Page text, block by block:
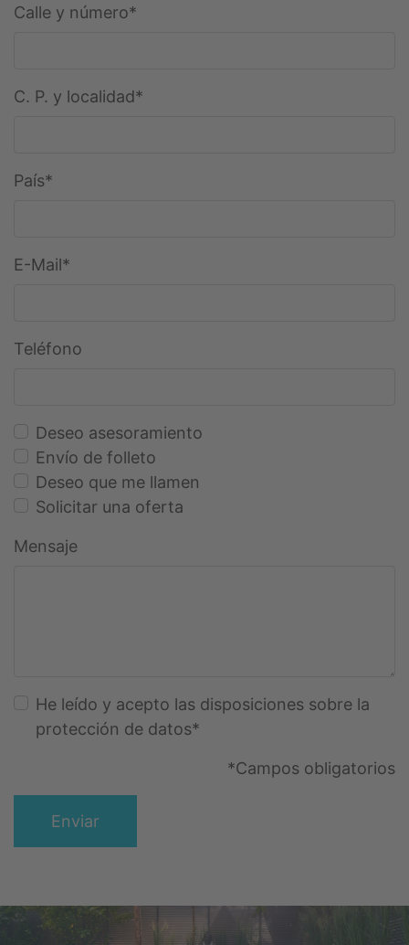
Campo
Calle y número*
Campo
C. P. y localidad*
Campo
País*
Campo
E-Mail*
Teléfono
Deseo asesoramiento
Envío de folleto
Deseo que me llamen
Solicitar una oferta
Mensaje
He leído y acepto las disposiciones sobre la
protección de datos*
*Campos obligatorios
Enviar